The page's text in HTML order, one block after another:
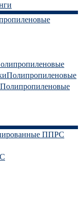
Полипропиленовые
Полипропиленовые
ППРС